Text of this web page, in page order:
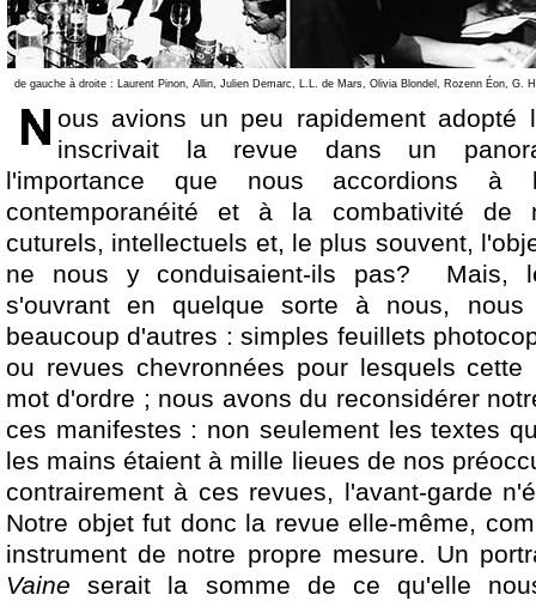
de gauche à droite : Laurent Pinon, Allin, Julien Demarc, L.L. de Mars, Olivia Blondel, Rozenn Éon, G.
ous avions un peu rapidement adopté
inscrivait la revue dans un
l'importance que nous accordions
contemporanéité et à la combativité de
cuturels, intellectuels et, le plus souvent,
ne nous y conduisaient-ils pas? Mais,
s'ouvrant en quelque sorte à nous,
beaucoup d'autres : simples feuillets
ou revues chevronnées pour lesquels
mot d'ordre ; nous avons du reconsidérer
ces manifestes : non seulement les textes
les mains étaient à mille lieues de nos
contrairement à ces revues, l'avant-garde
Notre objet fut donc la revue elle-même,
instrument de notre propre mesure. Un
Vaine serait la somme de ce qu'elle